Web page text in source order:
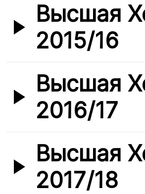
Высшая
2015/16
Высшая
2016/17
Высшая
2017/18